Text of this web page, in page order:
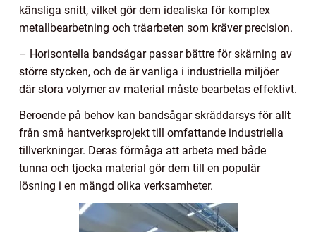
känsliga snitt, vilket gör dem idealiska för komplex
metallbearbetning och träarbeten som kräver precision.
– Horisontella bandsågar passar bättre för skärning av
större stycken, och de är vanliga i industriella miljöer
där stora volymer av material måste bearbetas effektivt.
Beroende på behov kan bandsågar skräddarsys för allt
från små hantverksprojekt till omfattande industriella
tillverkningar. Deras förmåga att arbeta med både
tunna och tjocka material gör dem till en populär
lösning i en mängd olika verksamheter.